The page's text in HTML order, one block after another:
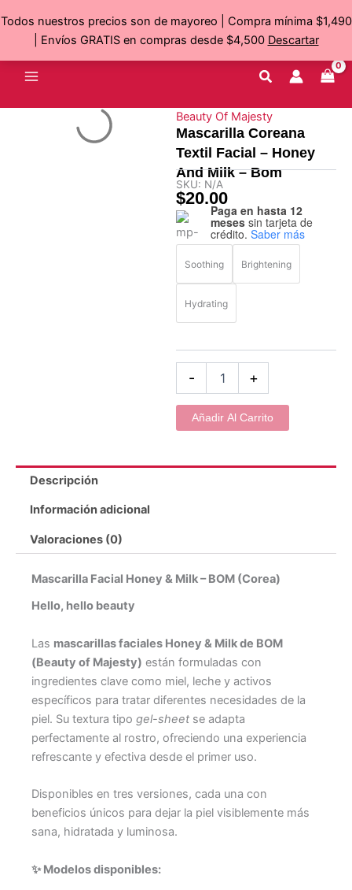
Todos nuestros precios son de mayoreo | Compra mínima $1,490
| Envíos GRATIS en compras desde $4,500 Descartar
al
contenido
Beauty Of Majesty
Mascarilla Coreana
Textil Facial – Honey
And Milk – Bom
SKU: N/A
$20.00
Paga en hasta 12
meses sin tarjeta de
crédito. Saber más
Soothing Brightening
Hydrating
-
Mascarilla
Coreana
Textil
Facial
And
Milk
Bom
+
Añadir Al Carrito
Descripción
Información adicional
Valoraciones (0)
Mascarilla Facial Honey & Milk – BOM (Corea)
Hello, hello beauty
Las mascarillas faciales Honey & Milk de BOM
(Beauty of Majesty) están formuladas con
ingredientes clave como miel, leche y activos
específicos para tratar diferentes necesidades de la
piel. Su textura tipo gel-sheet se adapta
perfectamente al rostro, ofreciendo una experiencia
refrescante y efectiva desde el primer uso.
Disponibles en tres versiones, cada una con
beneficios únicos para dejar la piel visiblemente más
sana, hidratada y luminosa.
✨ Modelos disponibles: